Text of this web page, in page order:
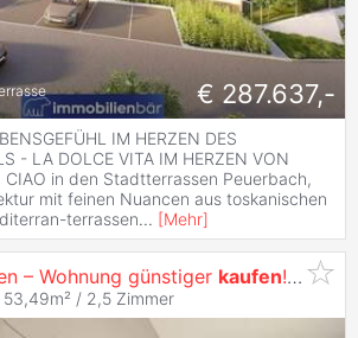
€ 287.637,-
IM HERZEN DES
- LA DOLCE VITA IM HERZEN VON
CIAO in den Stadtterrassen Peuerbach,
mit feinen Nuancen aus toskanischen
terrassen... [Mehr]
– Wohnung günstiger kaufen! |
/ 2,5 Zimmer